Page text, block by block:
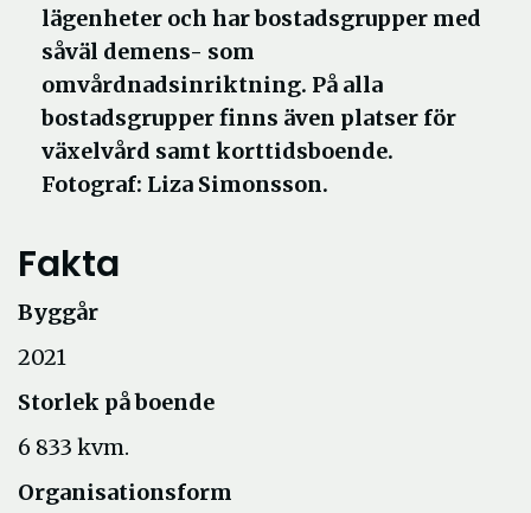
lägenheter och har bostadsgrupper med
såväl demens- som
omvårdnadsinriktning. På alla
bostadsgrupper finns även platser för
växelvård samt korttidsboende.
Fotograf: Liza Simonsson.
Fakta
Byggår
2021
Storlek på boende
6 833 kvm.
Organisationsform